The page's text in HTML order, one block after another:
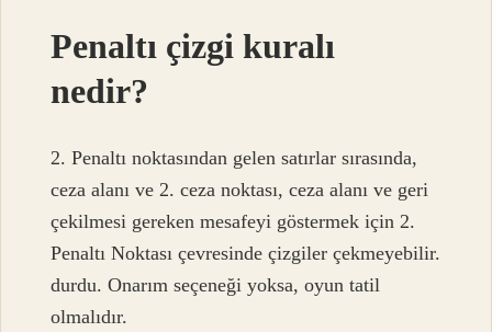
Penaltı çizgi kuralı
nedir?
2. Penaltı noktasından gelen satırlar sırasında,
ceza alanı ve 2. ceza noktası, ceza alanı ve geri
çekilmesi gereken mesafeyi göstermek için 2.
Penaltı Noktası çevresinde çizgiler çekmeyebilir.
durdu. Onarım seçeneği yoksa, oyun tatil
olmalıdır.